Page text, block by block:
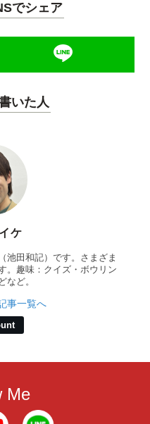
でシェア
いた人
ケ
池田和記）です。さまざま
。趣味：クイズ・ボウリン
など。
事一覧へ
Me